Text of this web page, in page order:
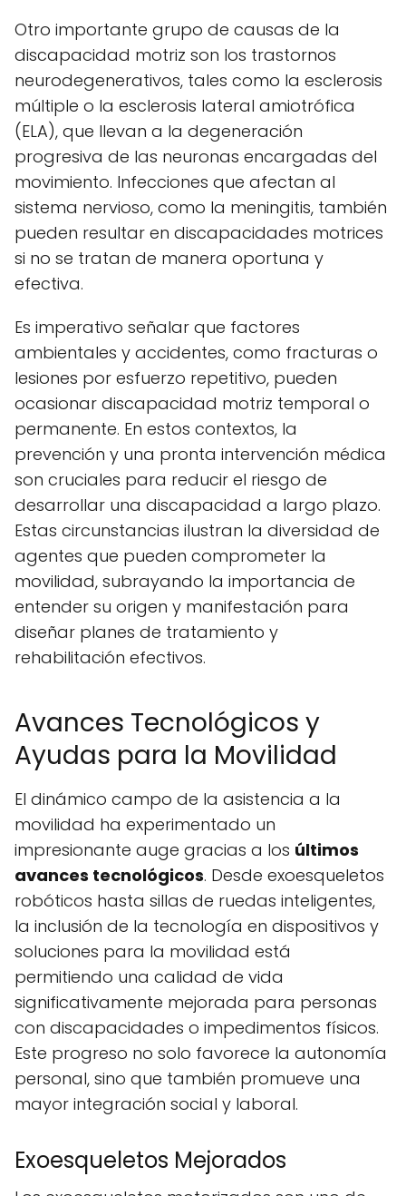
Otro importante grupo de causas de la
discapacidad motriz son los trastornos
neurodegenerativos, tales como la esclerosis
múltiple o la esclerosis lateral amiotrófica
(ELA), que llevan a la degeneración
progresiva de las neuronas encargadas del
movimiento. Infecciones que afectan al
sistema nervioso, como la meningitis, también
pueden resultar en discapacidades motrices
si no se tratan de manera oportuna y
efectiva.
Es imperativo señalar que factores
ambientales y accidentes, como fracturas o
lesiones por esfuerzo repetitivo, pueden
ocasionar discapacidad motriz temporal o
permanente. En estos contextos, la
prevención y una pronta intervención médica
son cruciales para reducir el riesgo de
desarrollar una discapacidad a largo plazo.
Estas circunstancias ilustran la diversidad de
agentes que pueden comprometer la
movilidad, subrayando la importancia de
entender su origen y manifestación para
diseñar planes de tratamiento y
rehabilitación efectivos.
Avances Tecnológicos y
Ayudas para la Movilidad
El dinámico campo de la asistencia a la
movilidad ha experimentado un
impresionante auge gracias a los últimos
avances tecnológicos. Desde exoesqueletos
robóticos hasta sillas de ruedas inteligentes,
la inclusión de la tecnología en dispositivos y
soluciones para la movilidad está
permitiendo una calidad de vida
significativamente mejorada para personas
con discapacidades o impedimentos físicos.
Este progreso no solo favorece la autonomía
personal, sino que también promueve una
mayor integración social y laboral.
Exoesqueletos Mejorados